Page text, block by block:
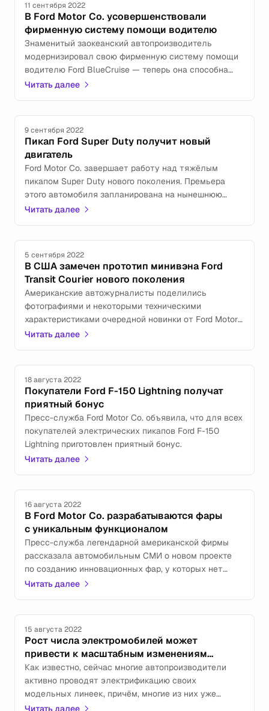
11 сентября 2022
В Ford Motor Co. усовершенствовали
фирменную систему помощи водителю
Знаменитый заокеанский автопроизводитель
модернизировал свою фирменную систему помощи
водителю Ford BlueCruise — теперь она способна
в некоторых случаях выполнять функции
Читать далее
9 сентября 2022
Пикап Ford Super Duty получит новый
двигатель
Ford Motor Co. завершает работу над тяжёлым
пикапом Super Duty нового поколения. Премьера
этого автомобиля запланирована на нынешнюю
осень, но некоторая информация о нём уже
Читать далее
5 сентября 2022
В США замечен прототип минивэна Ford
Transit Courier нового поколения
Американские автожурналисты поделились
фотографиями и некоторыми техническими
характеристиками очередной новинки от Ford Motor
Co.
Читать далее
18 августа 2022
Покупатели Ford F-150 Lightning получат
приятный бонус
Пресс-служба Ford Motor Co. объявила, что для всех
покупателей электрических пикапов Ford F-150
Lightning приготовлен приятный бонус.
Читать далее
16 августа 2022
В Ford Motor Co. разрабатываются фары
с уникальным функционалом
Пресс-служба легендарной американской фирмы
рассказала автомобильным СМИ о новом проекте
по созданию инновационных фар, у которых нет
аналогов в мировом автопроме.
Читать далее
15 августа 2022
Рост числа электромобилей может
привести к масштабным изменениям
на мировом рынке труда
Как известно, сейчас многие автопроизводители
активно проводят электрификацию своих
модельных линеек, причём, многие из них уже
в ближайшие несколько лет намерены полностью
Читать далее